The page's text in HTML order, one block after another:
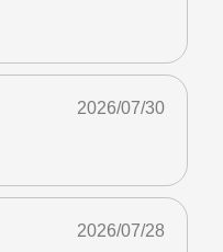
2026/07/30
2026/07/28